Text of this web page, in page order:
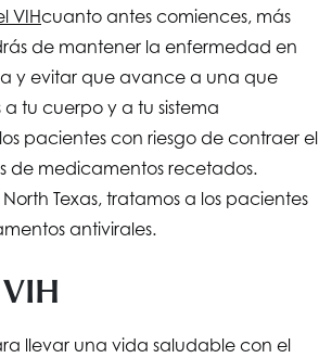
VIHcuanto antes comiences, más
de mantener la enfermedad en
y evitar que avance a una que
tu cuerpo y a tu sistema
pacientes con riesgo de contraer el
de medicamentos recetados.
Texas, tratamos a los pacientes
antivirales.
llevar una vida saludable con el